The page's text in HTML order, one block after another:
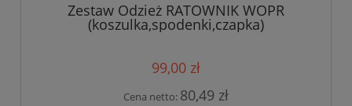
Zestaw Odzież RATOWNIK WOPR
(koszulka,spodenki,czapka)
99,00 zł
Cena netto: 80,49 zł